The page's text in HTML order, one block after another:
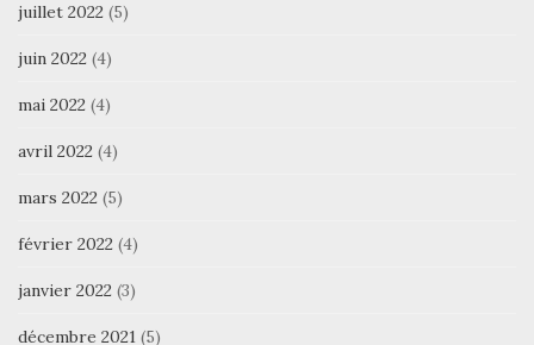
juillet 2022 (5)
juin 2022 (4)
mai 2022 (4)
avril 2022 (4)
mars 2022 (5)
février 2022 (4)
janvier 2022 (3)
décembre 2021 (5)